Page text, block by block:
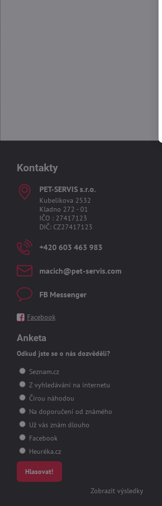
Kontakty
PET-SERVIS s​.r​.o​.
Kubelíkova 2532
Kladno 272 - 01
IČO : 27417123
DIČ: CZ27417123
+420 603 463 983
macich​@pet-servis​.com
FB Messenger
Facebook
Anketa
Odkud jste se o nás dozvěděli?
Seznam.cz
Z vyhledávání na internetu
Čirou náhodou
Na doporučení od známého
Už vás znám dlouho
Facebook
Heuréka.cz
Hlasovat!
Zobrazit výsledky